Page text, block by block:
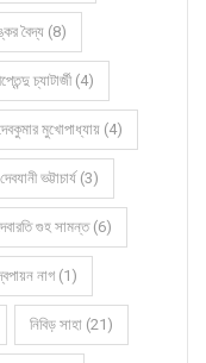
বৈদ্য (8)
চ্যাটার্জী (4)
মুখোপাধ্যায় (4)
দেবযানী ভট্টাচার্য (3)
গুহ সামন্ত (6)
নাগ (1)
নিবিড় সাহা (21)